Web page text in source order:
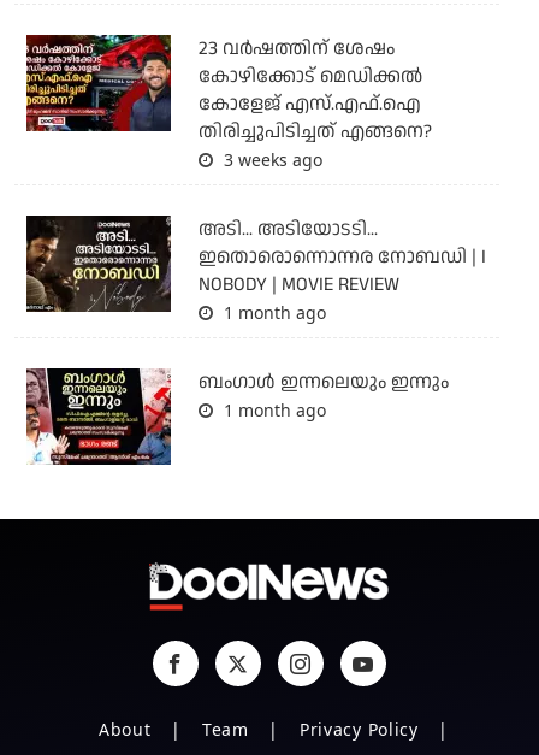
23 വർഷത്തിന് ശേഷം
കോഴിക്കോട് മെഡിക്കൽ
കോളേജ് എസ്.എഫ്.ഐ
തിരിച്ചുപിടിച്ചത് എങ്ങനെ?
3 weeks ago
അടി... അടിയോടടി...
ഇതൊരൊന്നൊന്നര നോബഡി | I
NOBODY | MOVIE REVIEW
1 month ago
ബംഗാള്‍ ഇന്നലെയും ഇന്നും
1 month ago
About Team Privacy Policy